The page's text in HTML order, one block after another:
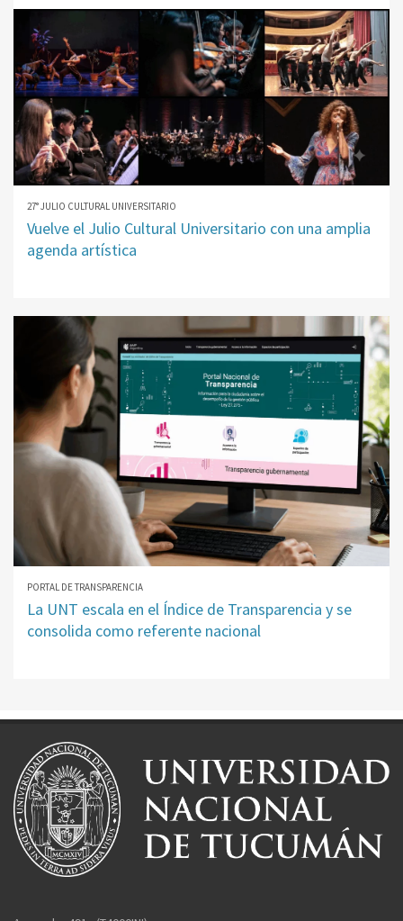
27° JULIO CULTURAL UNIVERSITARIO
Vuelve el Julio Cultural Universitario con una amplia
agenda artística
PORTAL DE TRANSPARENCIA
La UNT escala en el Índice de Transparencia y se
consolida como referente nacional